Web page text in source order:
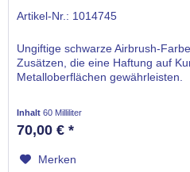
Artikel-Nr.: 1014745
Ungiftige schwarze Airbrush-
Zusätzen, die eine Haftung auf
Metalloberflächen gewährleisten.
Inhalt60 Milliliter
70,00 € *
Merken